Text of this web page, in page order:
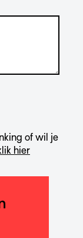
of wil je
hier